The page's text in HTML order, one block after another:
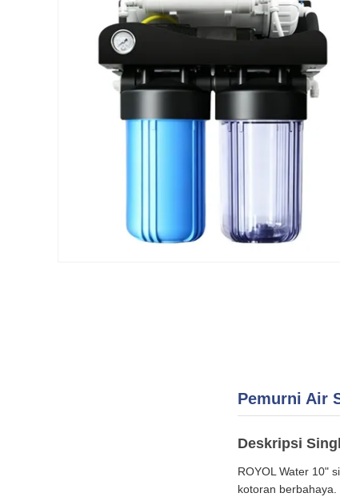
Pemurni Air
Deskripsi
ROYOL Water 10"
kotoran